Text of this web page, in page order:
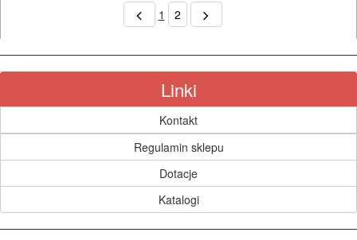
1 2
Linki
Kontakt
Regulamin sklepu
Dotacje
Katalogi